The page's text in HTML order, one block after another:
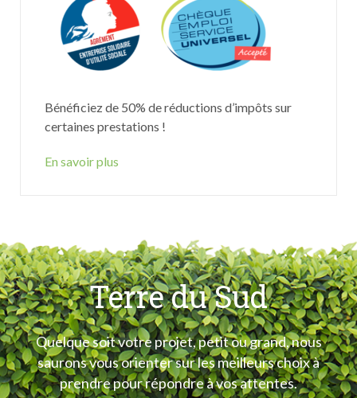
Bénéficiez de 50% de réductions d’impôts sur
certaines prestations !
En savoir plus
Terre du Sud
Quelque soit votre projet, petit ou grand, nous
saurons vous orienter sur les meilleurs choix à
prendre pour répondre à vos attentes.